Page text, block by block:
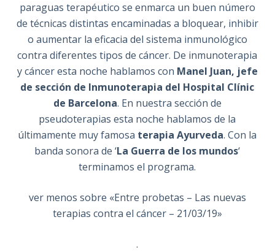
paraguas terapéutico se enmarca un buen número
de técnicas distintas encaminadas a bloquear, inhibir
o aumentar la eficacia del sistema inmunológico
contra diferentes tipos de cáncer. De inmunoterapia
y cáncer esta noche hablamos con Manel Juan, jefe
de sección de Inmunoterapia del Hospital Clínic
de Barcelona. En nuestra sección de
pseudoterapias esta noche hablamos de la
últimamente muy famosa terapia Ayurveda. Con la
banda sonora de ‘La Guerra de los mundos‘
terminamos el programa.
ver menos sobre «Entre probetas – Las nuevas
terapias contra el cáncer – 21/03/19»
.